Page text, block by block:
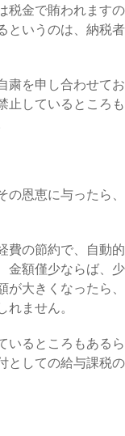
税金で賄われますの
というのは、納税者
粛を申し合わせてお
止しているところも
恩恵に与ったら、
費の節約で、自動的
金額僅少ならば、少
大きくなったら、
ません。
いるところもあるら
としての給与課税の